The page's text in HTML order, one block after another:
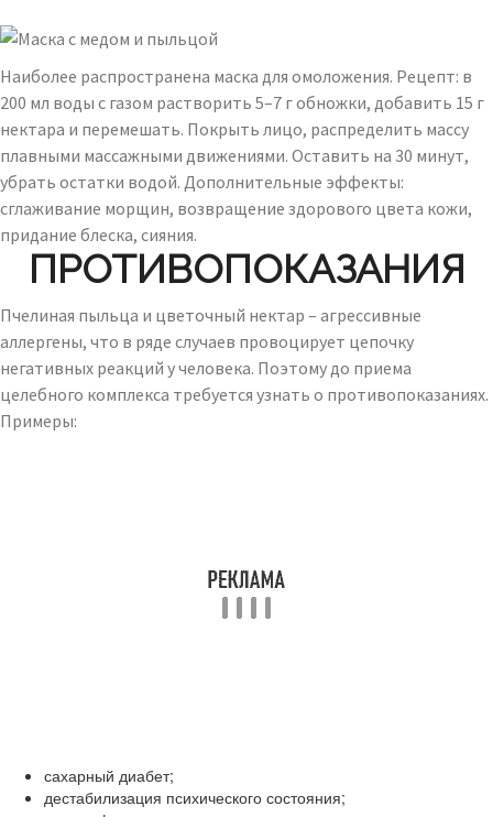
Наиболее распространена маска для омоложения. Рецепт: в
200 мл воды с газом растворить 5–7 г обножки, добавить 15 г
нектара и перемешать. Покрыть лицо, распределить массу
плавными массажными движениями. Оставить на 30 минут,
убрать остатки водой. Дополнительные эффекты:
сглаживание морщин, возвращение здорового цвета кожи,
придание блеска, сияния.
ПРОТИВОПОКАЗАНИЯ
Пчелиная пыльца и цветочный нектар – агрессивные
аллергены, что в ряде случаев провоцирует цепочку
негативных реакций у человека. Поэтому до приема
целебного комплекса требуется узнать о противопоказаниях.
Примеры:
сахарный диабет;
дестабилизация психического состояния;